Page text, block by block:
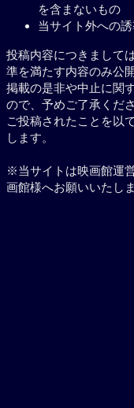
を含まないもの
当サイト外への
投稿内容につきまして
準を満たす内容のみ公
掲載の是非や中止に関
ので、予めご了承くださ
ご投稿されたことを以
します。
※当サイトは映画館運
画館様へお願いいたしま